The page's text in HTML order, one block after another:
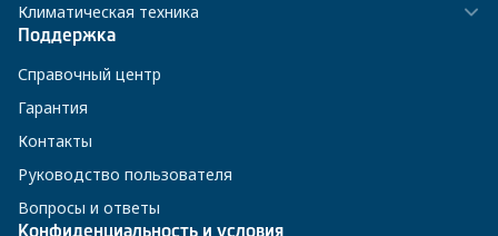
Климатическая техника
Поддержка
Справочный центр
Гарантия
Контакты
Руководство пользователя
Вопросы и ответы
Конфиденциальность и условия